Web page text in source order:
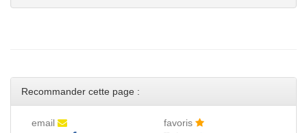
Recommander cette page :
email
favoris